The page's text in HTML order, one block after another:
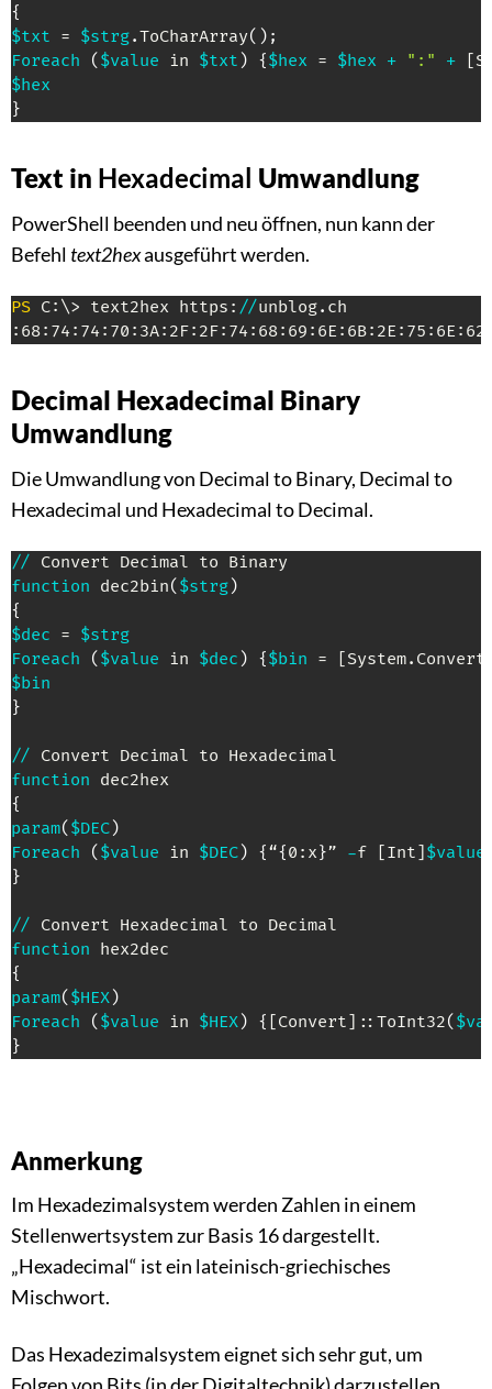
{
$txt = $strg.ToCharArray( ) ;
Foreach
( $value in $txt ) {$hex = $hex + ":" +
$hex
}
Text in Hexadecimal Umwandlung
PowerShell beenden und neu öffnen, nun kann der
Befehl text2hexausgeführt werden.
PS C:\> text2hex https: //unblog. ch
Decimal Hexadecimal Binary
Umwandlung
Die Umwandlung von Decimal to Binary, Decimal to
Hexadecimal und Hexadecimal to Decimal.
//
function dec2bin( $strg)
{
$dec = $strg
Foreach
( $value in $dec ) {$bin =
$bin
}
//
function
{
param( $DEC)
Foreach
( $value in $DEC) {“{0:x}” -f [Int] $value
}
//
function
{
param( $HEX)
Foreach
( $value in $HEX) { [Convert] ::ToInt32(
}
Anmerkung
Im Hexadezimalsystem werden Zahlen in einem
Stellenwertsystem zur Basis 16 dargestellt.
„Hexadecimal“ ist ein lateinisch-griechisches
Mischwort.
Das Hexadezimalsystem eignet sich sehr gut, um